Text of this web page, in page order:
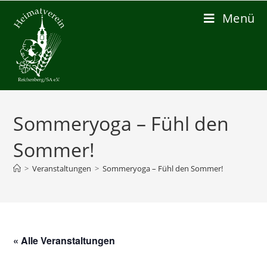
Inhalt
springen
Menü
Sommeryoga – Fühl den
Sommer!
> Veranstaltungen > Sommeryoga – Fühl den Sommer!
« Alle Veranstaltungen